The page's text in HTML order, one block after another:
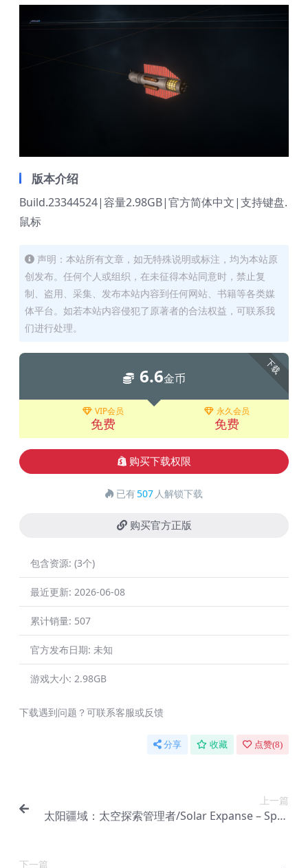
版本介绍
Build.23344524|容量2.98GB|官方简体中文|支持键盘.
鼠标
声明：本站所有文章，如无特殊说明或标注，均为本站原
创发布。任何个人或组织，在未征得本站同意时，禁止复
制、盗用、采集、发布本站内容到任何网站、书籍等各类媒
体平台。如若本站内容侵犯了原著者的合法权益，可联系我
们进行处理。
下载
6.6金币
VIP会员
免费
永久会员
免费
购买下载权限
已有507 人解锁下载
购买官方正版
包含资源: (3个)
最近更新: 2026-06-08
累计销量: 507
官方发布日期: 未知
游戏大小: 2.98GB
下载遇到问题？可联系客服或反馈
分享 收藏 点赞(8)
上一篇
太阳疆域：太空探索管理者/Solar Expanse – Spac
下一篇